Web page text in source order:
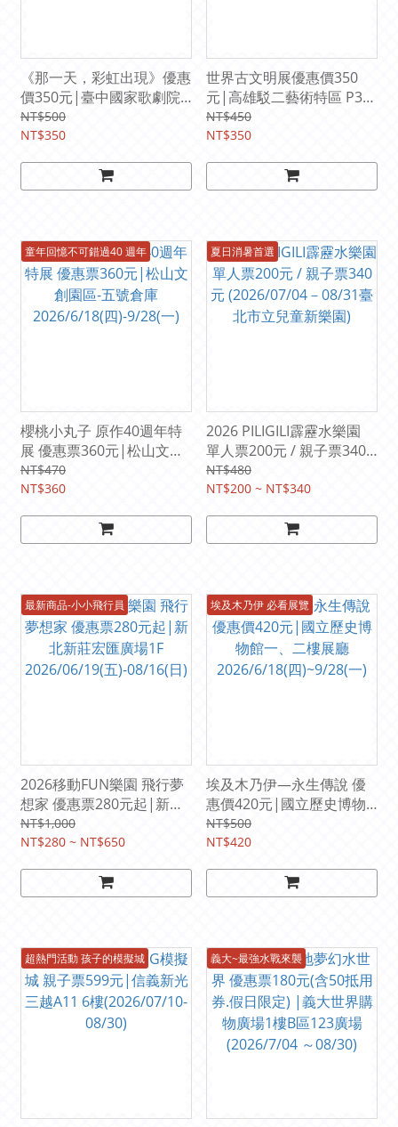
《那一天，彩虹出現》優惠
價350元|臺中國家歌劇院
2026/7/18 (六)-7/19 (日)重
磅回歸
NT$500
NT$350
世界古文明展優惠價350
元|高雄駁二藝術特區 P3
倉庫
2026/06/19(五)-09/08(二)
NT$450
NT$350
童年回憶不可錯過40 週年
櫻桃小丸子 原作40週年特
展 優惠票360元|松山文創
園區-五號倉庫
2026/6/18(四)-9/28(一)
NT$470
NT$360
夏日消暑首選
2026 PILIGILI霹靂水樂園
單人票200元 / 親子票340
元 (2026/07/04－08/31臺
北市立兒童新樂園)
NT$480
NT$200 ~ NT$340
最新商品-小小飛行員
2026移動FUN樂園 飛行夢
想家 優惠票280元起|新北
新莊宏匯廣場1F
2026/06/19(五)-08/16(日)
NT$1,000
NT$280 ~ NT$650
埃及木乃伊 必看展覽
埃及木乃伊—永生傳說 優
惠價420元|國立歷史博物
館一、二樓展廳
2026/6/18(四)~9/28(一)
NT$500
NT$420
超熱門活動 孩子的模擬城 義大~最強水戰來襲